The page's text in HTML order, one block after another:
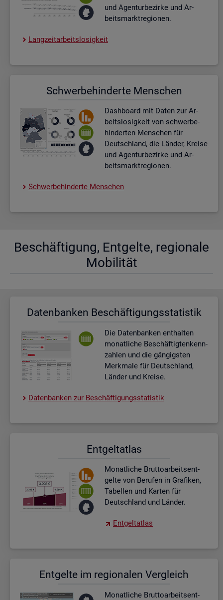
und Agen­tur­be­zir­ke und Ar­
beits­markt­re­gio­nen.
Lang­zeit­ar­beits­lo­sig­keit
Schwer­be­hin­der­te Men­schen
Dash­board mit Daten zur Ar­
beits­lo­sig­keit von schwer­be­
hin­der­ten Men­schen für
Deutsch­land, die Län­der, Krei­se
und Agen­tur­be­zir­ke und Ar­
beits­markt­re­gio­nen.
Schwer­be­hin­der­te Men­schen
Be­schäf­ti­gung, Ent­gel­te, re­gio­na­le
Mo­bi­li­tät
Da­ten­ban­ken Be­schäf­ti­gungs­sta­tis­tik
Die Da­ten­ban­ken ent­hal­ten
mo­nat­li­che Be­schäf­tig­ten­kenn­
zah­len und die gän­gigs­ten
Merk­ma­le für Deutsch­land,
Län­der und Krei­se.
Da­ten­ban­ken zur Be­schäf­ti­gungs­sta­tis­tik
Ent­gel­t­at­las
Mo­nat­li­che Brut­to­ar­beits­ent­
gel­te von Be­ru­fen in Gra­fi­ken,
Ta­bel­len und Kar­ten für
Deutsch­land und Län­der.
Ent­gel­t­at­las
Ent­gel­te im re­gio­na­len Ver­gleich
Mo­nat­li­che Brut­to­ar­beits­ent­